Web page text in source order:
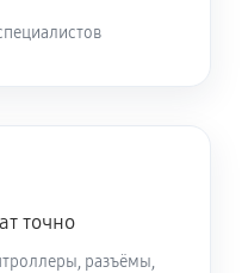
точно
разъёмы,